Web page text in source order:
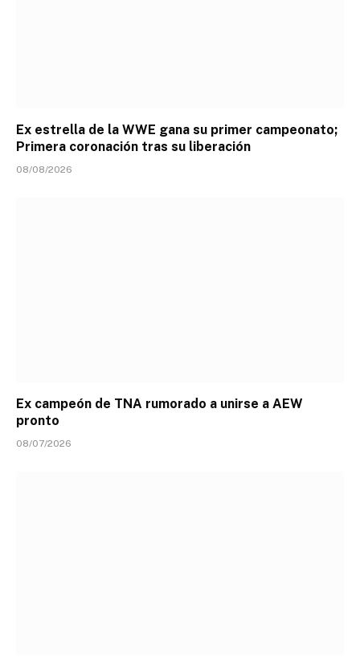
Ex estrella de la WWE gana su primer campeonato;
Primera coronación tras su liberación
08/08/2026
Ex campeón de TNA rumorado a unirse a AEW
pronto
08/07/2026